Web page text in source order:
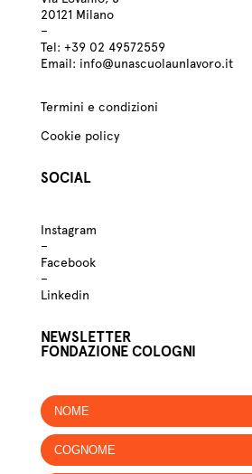
20121 Milano
–
Tel: +3902 49572559
Email: info@unascuolaunlavoro.it
Termini e condizioni
Cookie policy
SOCIAL
Instagram
–
Facebook
–
Linkedin
NEWSLETTER
FONDAZIONE COLOGNI